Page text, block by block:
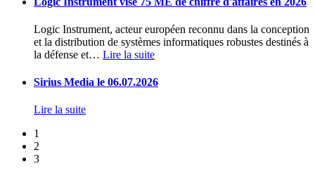
Logic Instrument, acteur européen reconnu dans la conception
et la distribution de systèmes informatiques robustes destinés à
la défense et… Lire la suite
Sirius Media le 06.07.2026
Lire la suite
1
2
3